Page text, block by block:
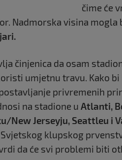
čime će
Nadmorska visina mogla
činjenica da osam
umjetnu travu. Kako bi
privremenih
na stadione u Atlanti,
New Jerseyju, Seattleu i
klupskog
da će svi problemi biti